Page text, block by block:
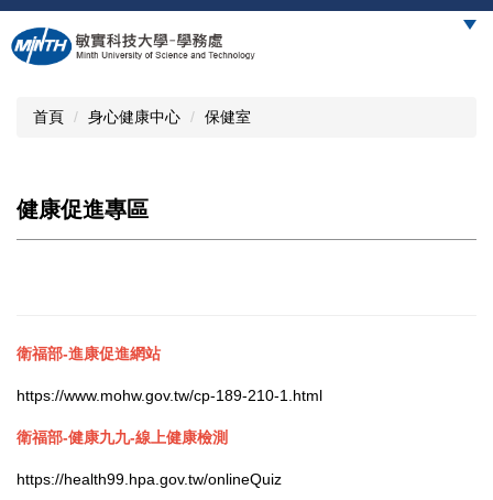
跳
到
主
首頁 身心健康中心 保健室
健康促進專區
衛福部-進康促進網站
https://www.mohw.gov.tw/cp-189-210-1.html
衛福部-健康九九-線上健康檢測
https://health99.hpa.gov.tw/onlineQuiz